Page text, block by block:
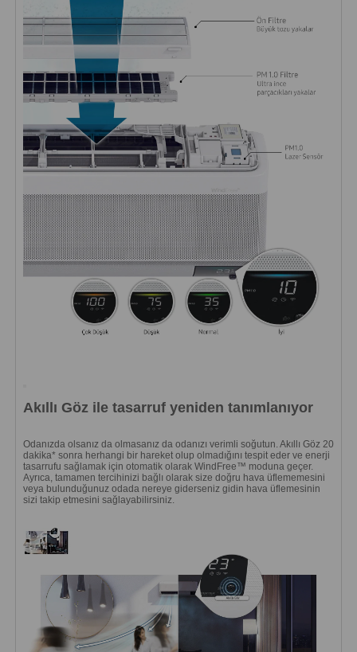
Akıllı Göz ile tasarruf yeniden tanımlanıyor
Odanızda olsanız da olmasanız da odanızı verimli soğutun. Akıllı Göz 20
dakika* sonra herhangi bir hareket olup olmadığını tespit eder ve enerji
tasarrufu sağlamak için otomatik olarak WindFree™ moduna geçer.
Ayrıca, tamamen tercihinizi bağlı olarak size doğru hava üflememesini
veya bulunduğunuz odada nereye giderseniz gidin hava üflemesinin
sizi takip etmesini sağlayabilirsiniz.